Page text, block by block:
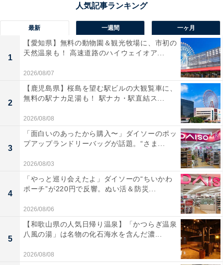
装いに合わせて選べる豊富なカラーバリエーショ
シンプルに着こなせる無地から、コーディネートのアク
セントになるストライプ柄まで用意されています。定番
のホワイトをはじめ、洗練された印象のネイビーストラ
イプ、そして新色として深みのあるブラウンストライプ
やブラックストライプなどがラインナップ。
最新 一週間 一ヶ月
1
【愛知県】無料の動物園＆観光牧場に、市初の
天然温泉も！ 高速道路のハイウェイオア...
2026/08/07
2
【鹿児島県】桜島を望む駅ビルの大観覧車に、
無料の駅ナカ足湯も！ 駅ナカ・駅直結ス...
2026/08/08
3
「面白いのあったから購入〜」ダイソーのポッ
プアップランドリーバッグが話題。“さま...
2026/08/03
4
「やっと巡り会えたよ」ダイソーの“ちいかわ
ポーチ”が220円で反響。ぬい活＆防災...
2026/08/06
5
【和歌山県の人気日帰り温泉】「かつらぎ温泉
八風の湯」は名物の化石海水を含んだ濃...
2026/08/08